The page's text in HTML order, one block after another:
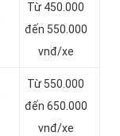
Từ 450.000
đến 550.000
vnđ/xe
Từ 550.000
đến 650.000
vnđ/xe